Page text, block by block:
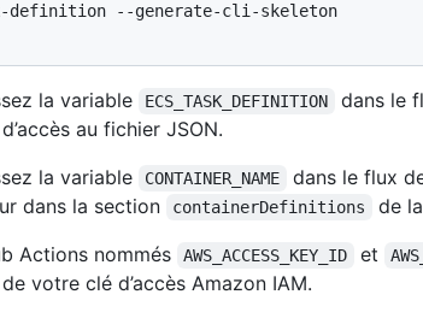
definition --generate-cli-skeleton
la variable ECS_TASK_DEFINITION
dans le
au fichier JSON.
la variable
CONTAINER_NAME
dans le flux
dans la section
containerDefinitions
de
Actions nommés
AWS_ACCESS_KEY_ID et
votre clé d’accès Amazon IAM.